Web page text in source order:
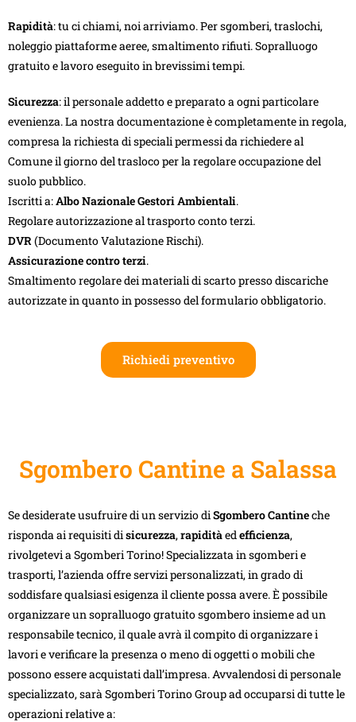
Rapidità: tu ci chiami, noi arriviamo. Per sgomberi, traslochi,
noleggio piattaforme aeree, smaltimento rifiuti. Sopralluogo
gratuito e lavoro eseguito in brevissimi tempi.
Sicurezza: il personale addetto e preparato a ogni particolare
evenienza. La nostra documentazione è completamente in regola,
compresa la richiesta di speciali permessi da richiedere al
Comune il giorno del trasloco per la regolare occupazione del
suolo pubblico.
Iscritti a:Albo Nazionale Gestori Ambientali.
Regolare autorizzazione al trasporto conto terzi.
DVR (Documento Valutazione Rischi).
Assicurazione contro terzi.
Smaltimento regolare dei materiali di scarto presso discariche
autorizzate in quanto in possesso del formulario obbligatorio.
Richiedi preventivo
Sgombero Cantine a Salassa
Se desiderate usufruire di un servizio di Sgombero Cantineche
risponda ai requisiti di sicurezza, rapidità ed efficienza,
rivolgetevi a Sgomberi Torino! Specializzata in sgomberi e
trasporti, l’azienda offre servizi personalizzati, in grado di
soddisfare qualsiasi esigenza il cliente possa avere. È possibile
organizzare un sopralluogo gratuito sgombero insieme ad un
responsabile tecnico, il quale avrà il compito di organizzare i
lavori e verificare la presenza o meno di oggetti o mobili che
possono essere acquistati dall’impresa. Avvalendosi di personale
specializzato, sarà Sgomberi Torino Group ad occuparsi di tutte le
operazioni relative a: